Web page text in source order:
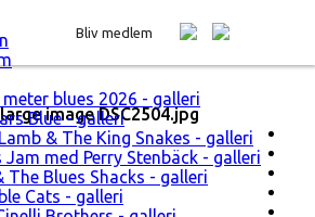
Bliv medlem
meter blues 2026 - galleri
Blue - galleri
& The King Snakes - galleri
Jam med Perry Stenbäck - galleri
The Blues Shacks - galleri
Cats - galleri